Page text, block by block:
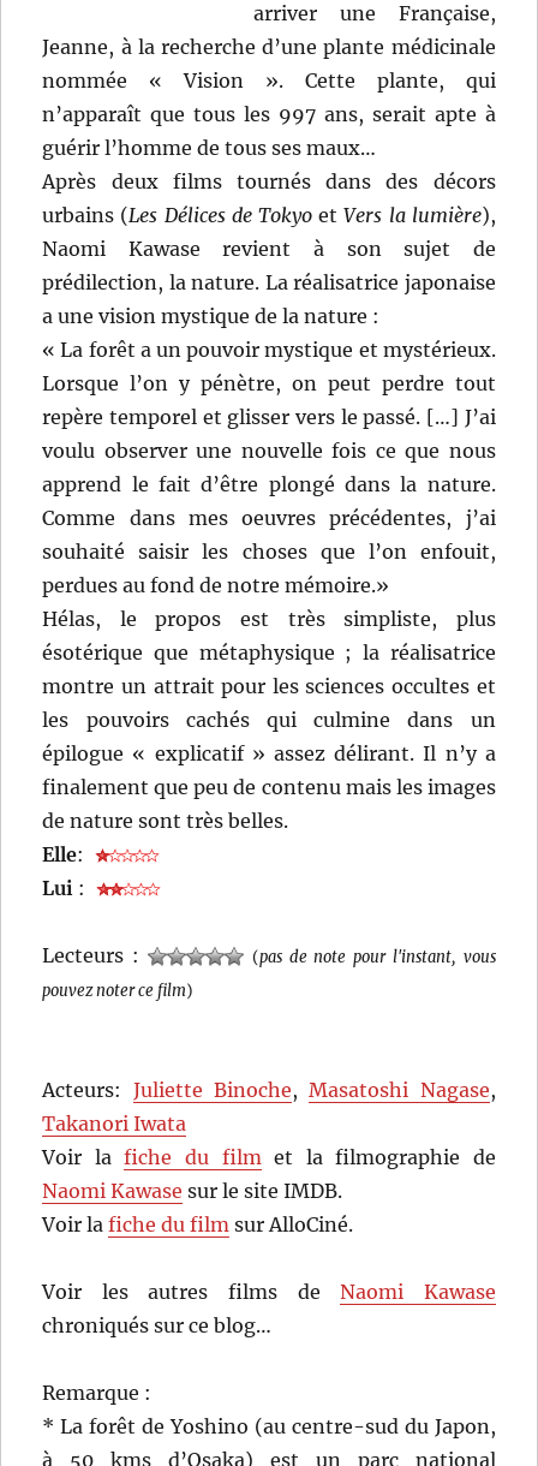
arriver une Française,
Jeanne, à la recherche d’une plante médicinale
nommée « Vision ». Cette plante, qui
n’apparaît que tous les 997 ans, serait apte à
guérir l’homme de tous ses maux…
Après deux films tournés dans des décors
urbains (Les Délices de Tokyo etVers la lumière),
Naomi Kawase revient à son sujet de
prédilection, la nature. La réalisatrice japonaise
a une vision mystique de la nature :
« La forêt a un pouvoir mystique et mystérieux.
Lorsque l’on y pénètre, on peut perdre tout
repère temporel et glisser vers le passé. […] J’ai
voulu observer une nouvelle fois ce que nous
apprend le fait d’être plongé dans la nature.
Comme dans mes oeuvres précédentes, j’ai
souhaité saisir les choses que l’on enfouit,
perdues au fond de notre mémoire.»
Hélas, le propos est très simpliste, plus
ésotérique que métaphysique ; la réalisatrice
montre un attrait pour les sciences occultes et
les pouvoirs cachés qui culmine dans un
épilogue « explicatif » assez délirant. Il n’y a
finalement que peu de contenu mais les images
de nature sont très belles.
Elle:
Lui :
Lecteurs : (pas de note pour l'instant, vous
pouvez noter ce film)
Acteurs: Juliette Binoche,Masatoshi Nagase,
Takanori Iwata
Voir lafiche du film et la filmographie de
Naomi Kawase sur le site IMDB.
Voir lafiche du film sur AlloCiné.
Voir les autres films deNaomi Kawase
chroniqués sur ce blog…
Remarque :
* La forêt de Yoshino (au centre-sud du Japon,
à 50 kms d’Osaka) est un parc national